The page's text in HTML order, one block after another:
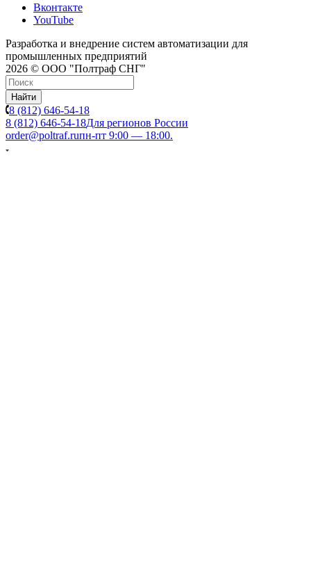
Вконтакте
YouTube
Разработка и внедрение систем автоматизации для
промышленных предприятий
2026 © ООО "Полтраф СНГ"
Найти
8 (812) 646-54-18
8 (812) 646-54-18Для регионов России
order@poltraf.ruпн-пт 9:00 — 18:00.